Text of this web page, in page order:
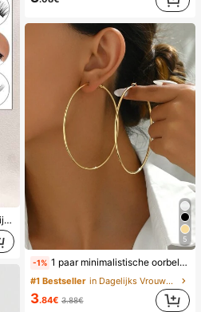
1 stuk nieuw verbeterde wimperlijm en -afdichting 6 ml, geclusterde wimperlijm, sterke styling, zacht, comfortabel, niet-irriterend, langdurig 72 uur, wimperlijm waterdicht, latexvrij, geschikt voor het lijmen van wimpers in groepen, geschikt voor gevoelige ogen, doe-het-zelf nepwimpers oogcosmetica voor het hele gezin (zwarte lijm met transparante afdichting 2-in-1) wimperlijm, wimperlijm
5
-1% 1 paar minimalistische oorbellen met meerdere dunne ringen, voor dagelijks gebruik door vrouwen, verjaardagscadeau
#1 Bestseller in Dagelijks Vrouwen Oorbellen
3.84€ 3.88€